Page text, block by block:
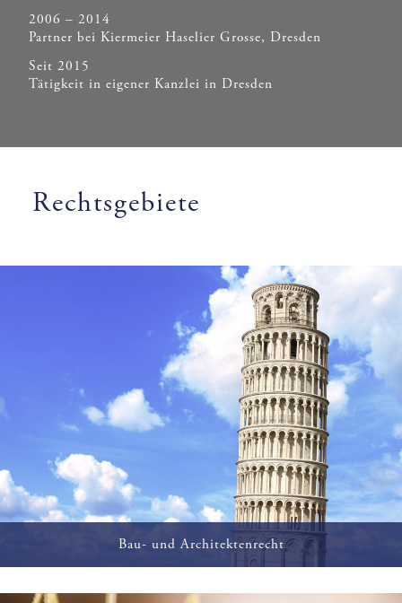
2006 – 2014
Partner bei Kiermeier Haselier Grosse, Dresden
Seit 2015
Tätigkeit in eigener Kanzlei in Dresden
Rechtsgebiete
Projektbegleitung und Vertretung in Bauprozessen
Bau- und Architektenrecht